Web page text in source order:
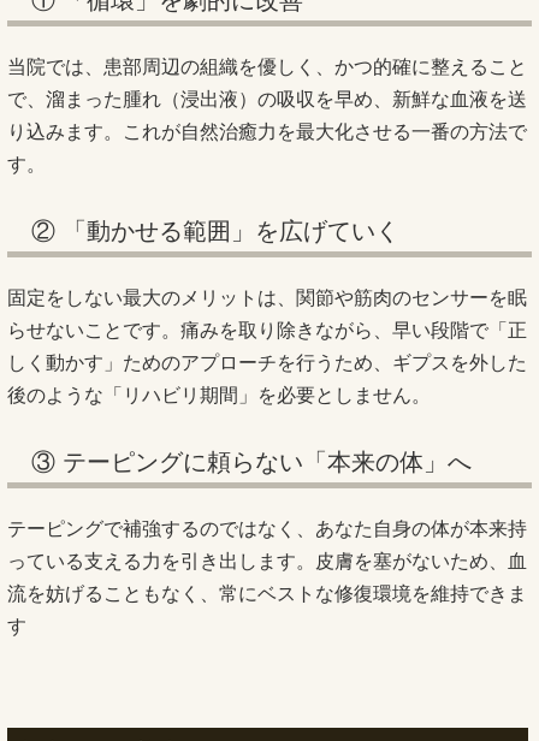
当院では、患部周辺の組織を優しく、かつ的確に整えること
で、溜まった腫れ（浸出液）の吸収を早め、新鮮な血液を送
り込みます。これが自然治癒力を最大化させる一番の方法で
す。
② 「動かせる範囲」を広げていく
固定をしない最大のメリットは、関節や筋肉のセンサーを眠
らせないことです。痛みを取り除きながら、早い段階で「正
しく動かす」ためのアプローチを行うため、ギプスを外した
後のような「リハビリ期間」を必要としません。
③ テーピングに頼らない「本来の体」へ
テーピングで補強するのではなく、あなた自身の体が本来持
っている支える力を引き出します。皮膚を塞がないため、血
流を妨げることもなく、常にベストな修復環境を維持できま
す